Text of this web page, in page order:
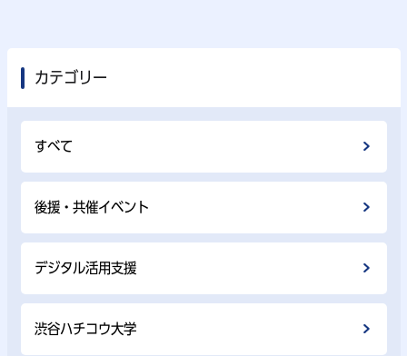
カテゴリー
すべて
後援・共催イベント
デジタル活用支援
渋谷ハチコウ大学